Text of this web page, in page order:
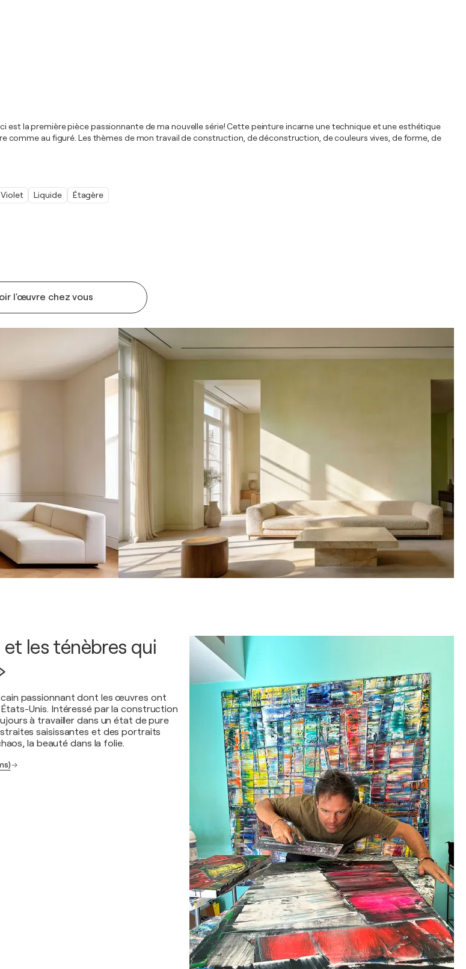
l'œuvre chez vous
est la première pièce passionnante de ma nouvelle série! Cette peinture incarne une technique et une esthétique
comme au figuré. Les thèmes de mon travail de construction, de déconstruction, de couleurs vives, de forme, de
Violet Liquide Étagère
et les ténèbres qui
passionnant dont les œuvres ont
Unis. Intéressé par la construction
à travailler dans un état de pure
saisissantes et des portraits
la beauté dans la folie.